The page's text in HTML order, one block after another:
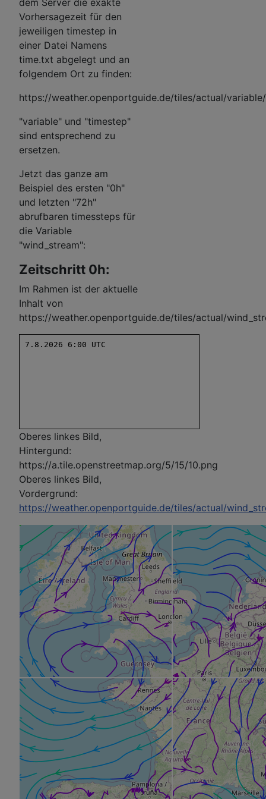
dem Server die exakte
Vorhersagezeit für den
jeweiligen timestep in
einer Datei Namens
time.txt abgelegt und an
folgendem Ort zu finden:
https://weather.openportguide.de/tiles/actual/
"variable" und "timestep"
sind entsprechend zu
ersetzen.
Jetzt das ganze am
Beispiel des ersten "0h"
und letzten "72h"
abrufbaren timessteps für
die Variable
"wind_stream":
Zeitschritt 0h:
Im Rahmen ist der aktuelle
Inhalt von
https://weather.openportguide.de/tiles/actual/
Oberes linkes Bild,
Hintergund:
https://a.tile.openstreetmap.org/5/15/10.png
Oberes linkes Bild,
Vordergrund:
https://weather.openportguide.de/tiles/actual/